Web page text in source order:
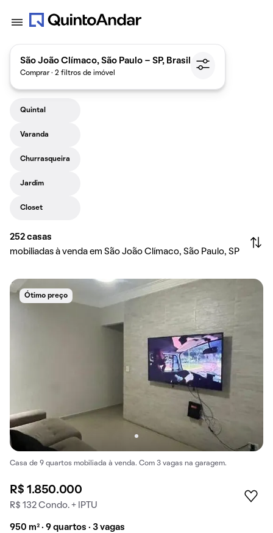
São João Clímaco, São Paulo - SP, Brasil
Comprar · 2 filtros de imóvel
Quintal
Varanda
Churrasqueira
Jardim
Closet
252 casas
mobiliadas à venda em São João Clímaco, São Paulo, SP
Ótimo preço
Casa de 9 quartos mobiliada à venda. Com 3 vagas na garagem.
R$ 1.850.000
R$ 132 Condo. + IPTU
950 m² · 9 quartos · 3 vagas